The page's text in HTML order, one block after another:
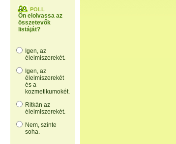
POLL
Ön elolvassa az
összetevők
listáját?
Igen, az
élelmiszerekét.
Igen, az
élelmiszerekét
és a
kozmetikumokét.
Ritkán az
élelmiszerekét.
Nem, szinte
soha.